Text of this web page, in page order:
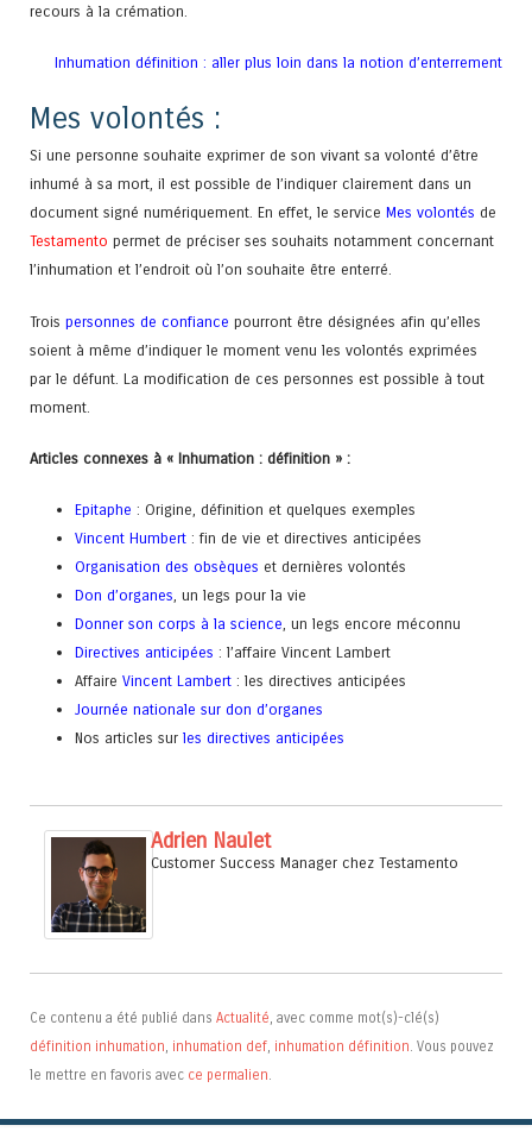
recours à la crémation.
Inhumation définition : aller plus loin dans la notion d’enterrement
Mes volontés :
Si une personne souhaite exprimer de son vivant sa volonté d’être
inhumé à sa mort, il est possible de l’indiquer clairement dans un
document signé numériquement. En effet, le service Mes volontés de
Testamento permet de préciser ses souhaits notamment concernant
l’inhumation et l’endroit où l’on souhaite être enterré.
Trois personnes de confiance pourront être désignées afin qu’elles
soient à même d’indiquer le moment venu les volontés exprimées
par le défunt. La modification de ces personnes est possible à tout
moment.
Articles connexes à « Inhumation : définition » :
Epitaphe : Origine, définition et quelques exemples
Vincent Humbert : fin de vie et directives anticipées
Organisation des obsèques et dernières volontés
Don d’organes , un legs pour la vie
Donner son corps à la science , un legs encore méconnu
Directives anticipées : l’affaire Vincent Lambert
AffaireVincent Lambert : les directives anticipées
Journée nationale sur don d’organes
Nos articles surles directives anticipées
Adrien Naulet
Customer Success Manager chez Testamento
Ce contenu a été publié dans Actualité, avec comme mot(s)-clé(s)
définition inhumation, inhumation def, inhumation définition. Vous pouvez
le mettre en favoris avec ce permalien.